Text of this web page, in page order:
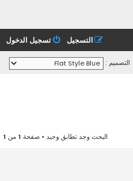
تسجيل الدخول التسجيل
التصميم :
البحث وجد تطابق وحيد • صفحة 1 من 1